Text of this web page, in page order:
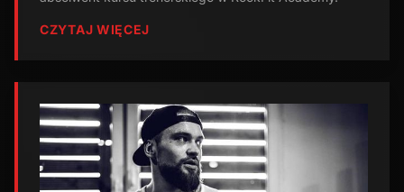
CZYTAJ WIĘCEJ